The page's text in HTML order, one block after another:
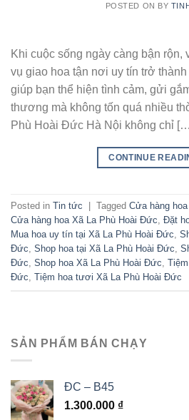
POSTED ON BY
Khi cuộc sống ngày càng bận rộn,
vụ giao hoa tận nơi uy tín trở
giúp bạn thể hiện tình cảm, gửi
thương mà không tốn quá nhiều
Phù Hoài Đức Hà Nội không chỉ
CONTINUE
Posted in Tin tức Tagged Cửa hàng
Cửa hàng hoa Xã La Phù Hoài Đức Đặt
Mua hoa uy tín tại Xã La Phù Hoài Đức
Đức Shop hoa tại Xã La Phù Hoài Đức
Đức Shop hoa Xã La Phù Hoài Đức
Đức Tiệm hoa tươi Xã La Phù Hoài Đức
SẢN PHẨM BÁN CHẠY
ĐC – B45
1.300.000 ₫